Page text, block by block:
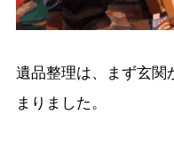
遺品整理は、まず玄
まりました。